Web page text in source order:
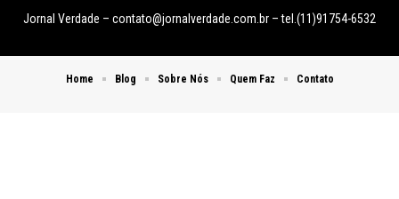
Jornal Verdade – contato@jornalverdade.com.br – tel.(11)91754-6532
Home Blog Sobre Nós Quem Faz Contato